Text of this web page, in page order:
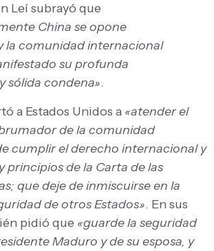
Leí subrayó que
China se opone
la comunidad internacional
su profunda
sólida condena».
a Estados Unidos a «atender el
de la comunidad
cumplir el derecho internacional y
principios de la Carta de las
que deje de inmiscuirse en la
de otros Estados». En sus
pidió que «guarde la seguridad
Maduro y de su esposa, y